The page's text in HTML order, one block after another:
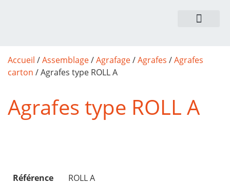
Accueil /Assemblage/Agrafage/Agrafes /Agrafes
carton / Agrafes type ROLL A
Agrafes type ROLL A
Référence
ROLL A